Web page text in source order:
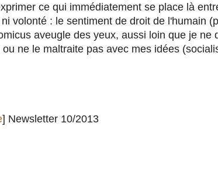
ce qui immédiatement se place là
volonté : le sentiment de droit de l'humain
aveugle des yeux, aussi loin que je ne
ne le maltraite pas avec mes idées
] Newsletter 10/2013